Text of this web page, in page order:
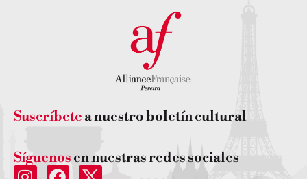
Suscríbete a nuestro boletín cultural
Síguenos en nuestras redes sociales